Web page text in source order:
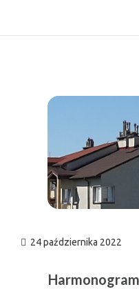
24 października 2022